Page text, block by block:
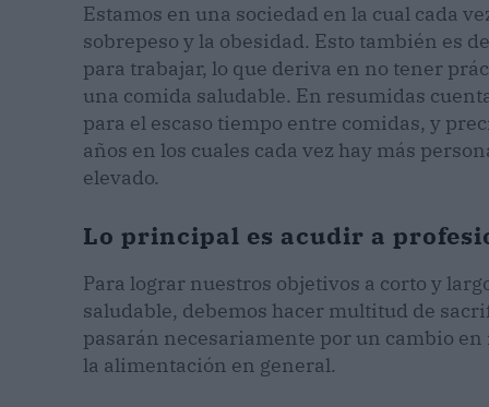
Estamos en una sociedad en la cual cada
sobrepeso y la obesidad. Esto también es
para trabajar, lo que deriva en no tener
una comida saludable. En resumidas
para el escaso tiempo entre comidas, y
años en los cuales cada vez hay más
elevado.
Lo principal es acudir a
Para lograr nuestros objetivos a corto y
saludable, debemos hacer multitud de
pasarán necesariamente por un cambio en
la alimentación en general.